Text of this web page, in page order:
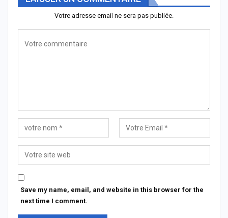
Votre adresse email ne sera pas publiée.
Save my name, email, and website in this browser for the
next time I comment.